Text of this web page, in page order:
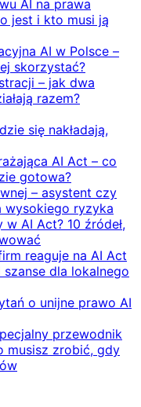
AI na prawa
jest i kto musi ją
AI w Polsce –
skorzystać?
– jak dwa
razem?
się nakładają,
AI Act – co
gotowa?
– asystent czy
wysokiego ryzyka
AI Act? 10 źródeł,
reaguje na AI Act
dla lokalnego
o unijne prawo AI
przewodnik
musisz zrobić, gdy